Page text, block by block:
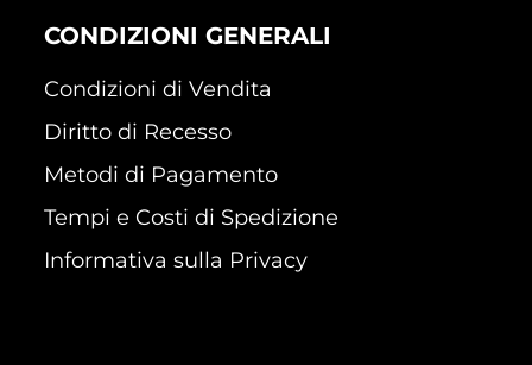
CONDIZIONI GENERALI
Condizioni di Vendita
Diritto di Recesso
Metodi di Pagamento
Tempi e Costi di Spedizione
Informativa sulla Privacy